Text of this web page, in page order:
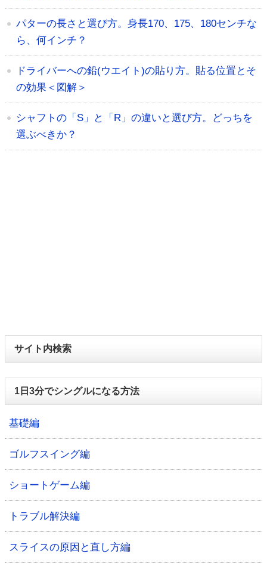
パターの長さと選び方。身長170、175、180センチな
ら、何インチ？
ドライバーへの鉛(ウエイト)の貼り方。貼る位置とそ
の効果＜図解＞
シャフトの「S」と「R」の違いと選び方。どっちを
選ぶべきか？
サイト内検索
1日3分でシングルになる方法
基礎編
ゴルフスイング編
ショートゲーム編
トラブル解決編
スライスの原因と直し方編